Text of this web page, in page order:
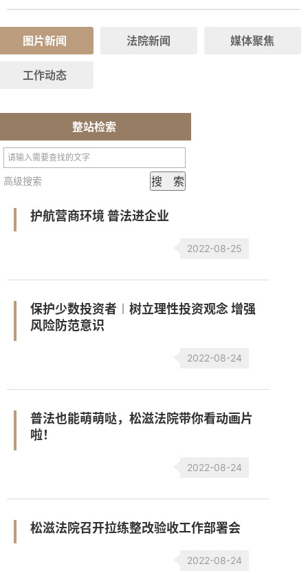
图片新闻 法院新闻 媒体聚焦
工作动态
整站检索
高级搜索
护航营商环境 普法进企业
2022-08-25
保护少数投资者︱树立理性投资观念 增强
风险防范意识
2022-08-24
普法也能萌萌哒，松滋法院带你看动画片
啦！
2022-08-24
松滋法院召开拉练整改验收工作部署会
2022-08-24